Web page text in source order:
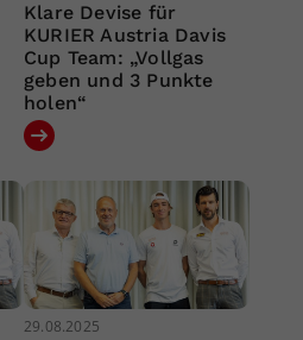
Klare Devise für
KURIER Austria Davis
Cup Team: „Vollgas
geben und 3 Punkte
holen“
29.08.2025